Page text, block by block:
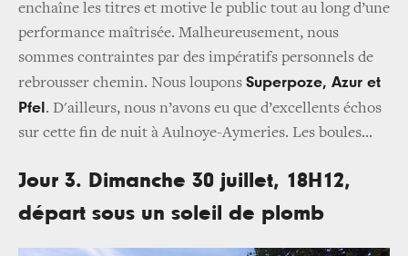
enchaîne les titres et motive le public tout au long d’une
performance maîtrisée. Malheureusement, nous
sommes contraintes par des impératifs personnels de
rebrousser chemin. Nous loupons Superpoze, Azur et
Pfel . D'ailleurs, nous n’avons eu que d’excellents échos
sur cette fin de nuit à Aulnoye-Aymeries. Les boules...
Jour 3. Dimanche 30 juillet, 18H12,
départ sous un soleil de plomb